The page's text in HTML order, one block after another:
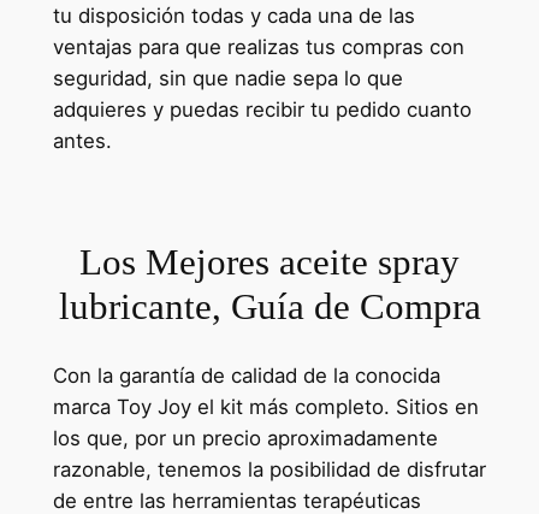
tu disposición todas y cada una de las
ventajas para que realizas tus compras con
seguridad, sin que nadie sepa lo que
adquieres y puedas recibir tu pedido cuanto
antes.
Los Mejores aceite spray
lubricante, Guía de Compra
Con la garantía de calidad de la conocida
marca Toy Joy el kit más completo. Sitios en
los que, por un precio aproximadamente
razonable, tenemos la posibilidad de disfrutar
de entre las herramientas terapéuticas